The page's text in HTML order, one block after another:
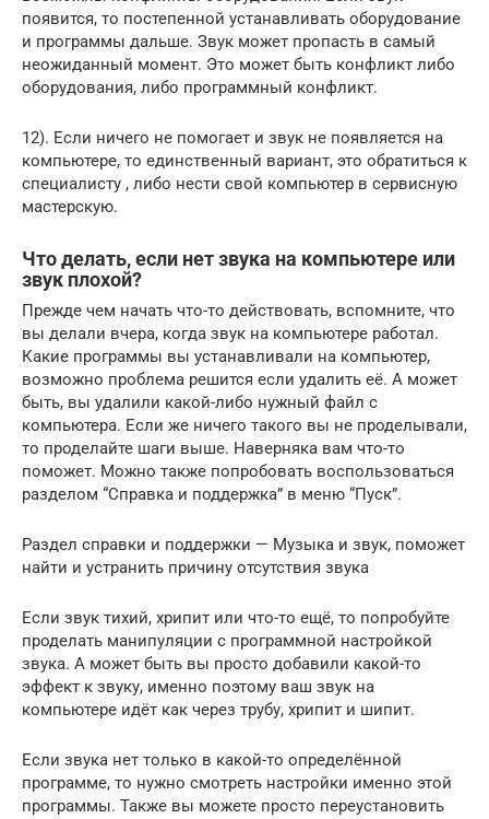
появится, то постепенной устанавливать оборудование
и программы дальше. Звук может пропасть в самый
неожиданный момент. Это может быть конфликт либо
оборудования, либо программный конфликт.
12). Если ничего не помогает и звук не появляется на
компьютере, то единственный вариант, это обратиться к
специалисту , либо нести свой компьютер в сервисную
мастерскую.
Что делать, если нет звука на компьютере или
звук плохой?
Прежде чем начать что-то действовать, вспомните, что
вы делали вчера, когда звук на компьютере работал.
Какие программы вы устанавливали на компьютер,
возможно проблема решится если удалить её. А может
быть, вы удалили какой-либо нужный файл с
компьютера. Если же ничего такого вы не проделывали,
то проделайте шаги выше. Наверняка вам что-то
поможет. Можно также попробовать воспользоваться
разделом “Справка и поддержка” в меню “Пуск”.
Раздел справки и поддержки — Музыка и звук, поможет
найти и устранить причину отсутствия звука
Если звук тихий, хрипит или что-то ещё, то попробуйте
проделать манипуляции с программной настройкой
звука. А может быть вы просто добавили какой-то
эффект к звуку, именно поэтому ваш звук на
компьютере идёт как через трубу, хрипит и шипит.
Если звука нет только в какой-то определённой
программе, то нужно смотреть настройки именно этой
программы. Также вы можете просто переустановить